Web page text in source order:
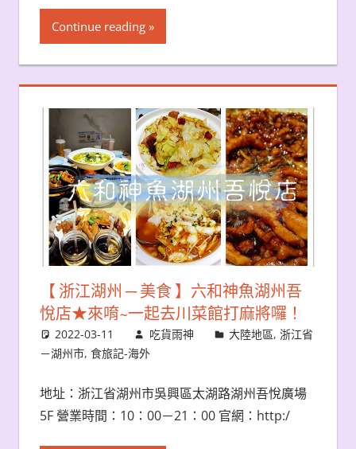
Continue reading
【 浙江湖州 ─ 美食 】六和神魚湖州吾
悅店★來唷~一起去川菜館打麻將囉！
2022-03-11 吃貨雨神 大陸地區,浙江省
－湖州市, 食旅記-海外
地址：浙江省湖州市吳興區太湖路湖州吾悅廣場
5F 營業時間：10：00－21：00 官網：http:/